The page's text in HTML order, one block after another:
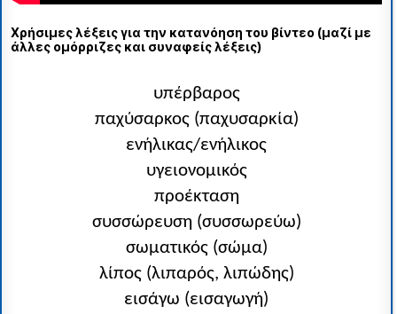
Χρήσιμες λέξεις για την κατανόηση του βίντεο (μαζί με
άλλες ομόρριζες και συναφείς λέξεις)
υπέρβαρος
παχύσαρκος (παχυσαρκία)
ενήλικας/ενήλικος
υγειονομικός
προέκταση
συσσώρευση (συσσωρεύω)
σωματικός (σώμα)
λίπος (λιπαρός, λιπώδης)
εισάγω (εισαγωγή)